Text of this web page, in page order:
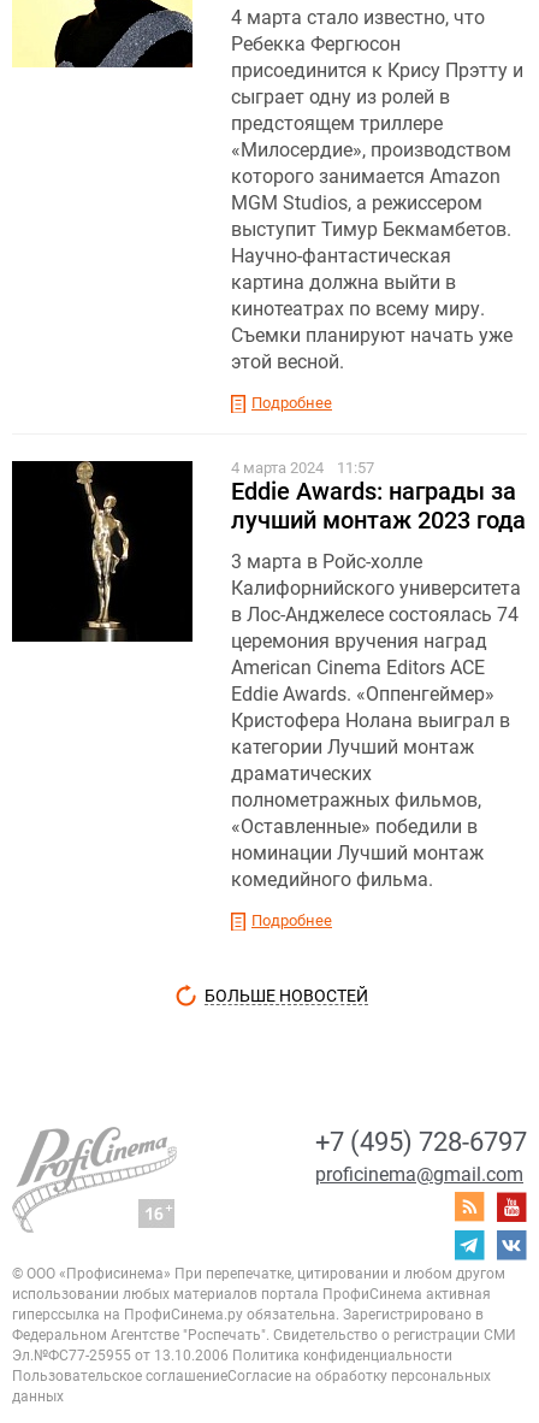
4 марта стало известно, что
Ребекка Фергюсон
присоединится к Крису Прэтту и
сыграет одну из ролей в
предстоящем триллере
«Милосердие», производством
которого занимается Amazon
MGM Studios, а режиссером
выступит Тимур Бекмамбетов.
Научно-фантастическая
картина должна выйти в
кинотеатрах по всему миру.
Съемки планируют начать уже
этой весной.
Подробнее
4 марта 2024 11:57
Eddie Awards: награды за
лучший монтаж 2023 года
3 марта в Ройс-холле
Калифорнийского университета
в Лос-Анджелесе состоялась 74
церемония вручения наград
American Cinema Editors ACE
Eddie Awards. «Оппенгеймер»
Кристофера Нолана выиграл в
категории Лучший монтаж
драматических
полнометражных фильмов,
«Оставленные» победили в
номинации Лучший монтаж
комедийного фильма.
Подробнее
БОЛЬШЕ НОВОСТЕЙ
+7 (495) 728-6797
proficinema@gmail.com
© ООО «Профисинема» При перепечатке, цитировании и любом другом
использовании любых материалов портала ПрофиСинема активная
гиперссылка на ПрофиСинема.ру обязательна. Зарегистрировано в
Федеральном Агентстве "Роспечать". Свидетельство о регистрации СМИ
Эл.№ФС77-25955 от 13.10.2006 Политика конфиденциальности
Пользовательское соглашениеСогласие на обработку персональных
данных